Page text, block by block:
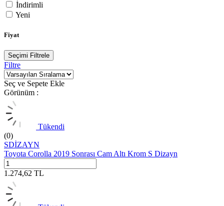
İndirimli
Yeni
Fiyat
Seçimi Filtrele
Filtre
Seç ve Sepete Ekle
Görünüm :
Tükendi
(0)
SDİZAYN
Toyota Corolla 2019 Sonrası Cam Altı Krom S Dizayn
1.274,62 TL